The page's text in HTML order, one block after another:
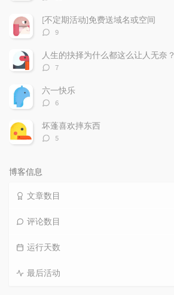
数：
[不定期活动]免费送域名或空间
评
数：
9
人生的抉择为什么都这么让人无奈？
评
数：
7
六一快乐
评
数：
6
坏蓬喜欢摔东西
评
5
博客信息
文章数目
评论数目
运行天数
最后活动